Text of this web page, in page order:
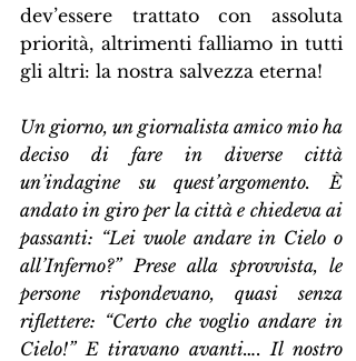
dev’essere trattato con assoluta
priorità, altrimenti falliamo in tutti
gli altri: la nostra salvezza eterna!
Un giorno, un giornalista amico mio ha
deciso di fare in diverse città
un’indagine su quest’argomento. È
andato in giro per la città e chiedeva ai
passanti: “Lei vuole andare in Cielo o
all’Inferno?” Prese alla sprovvista, le
persone rispondevano, quasi senza
riflettere: “Certo che voglio andare in
Cielo!” E tiravano avanti…. Il nostro